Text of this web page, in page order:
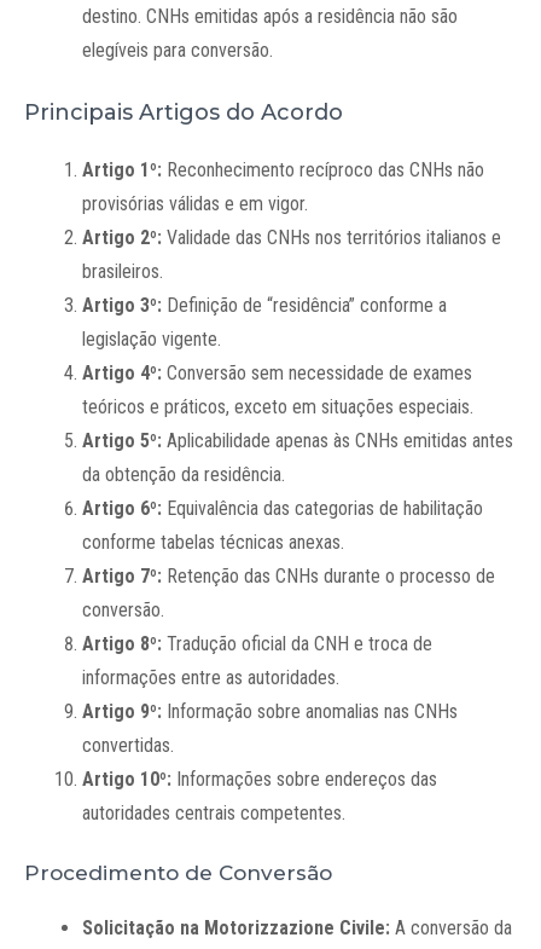
destino. CNHs emitidas após a residência não são
elegíveis para conversão.
Principais Artigos do Acordo
Artigo 1º: Reconhecimento recíproco das CNHs não
provisórias válidas e em vigor.
Artigo 2º: Validade das CNHs nos territórios italianos e
brasileiros.
Artigo 3º: Definição de “residência” conforme a
legislação vigente.
Artigo 4º: Conversão sem necessidade de exames
teóricos e práticos, exceto em situações especiais.
Artigo 5º: Aplicabilidade apenas às CNHs emitidas antes
da obtenção da residência.
Artigo 6º: Equivalência das categorias de habilitação
conforme tabelas técnicas anexas.
Artigo 7º: Retenção das CNHs durante o processo de
conversão.
Artigo 8º: Tradução oficial da CNH e troca de
informações entre as autoridades.
Artigo 9º: Informação sobre anomalias nas CNHs
convertidas.
Artigo 10º: Informações sobre endereços das
autoridades centrais competentes.
Procedimento de Conversão
Solicitação na Motorizzazione Civile: A conversão da